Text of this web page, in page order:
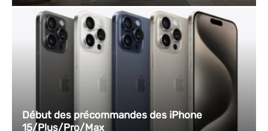
Début des précommandes des iPhone
15/Plus/Pro/Max